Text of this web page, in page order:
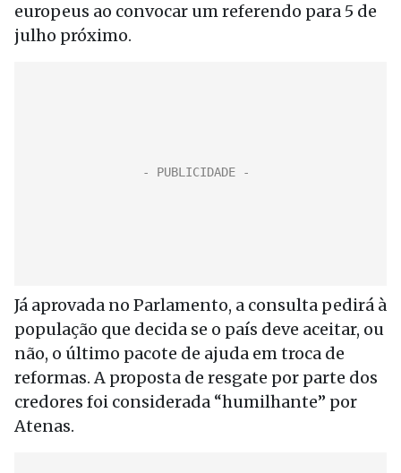
europeus ao convocar um referendo para 5 de
julho próximo.
Já aprovada no Parlamento, a consulta pedirá à
população que decida se o país deve aceitar, ou
não, o último pacote de ajuda em troca de
reformas. A proposta de resgate por parte dos
credores foi considerada “humilhante” por
Atenas.